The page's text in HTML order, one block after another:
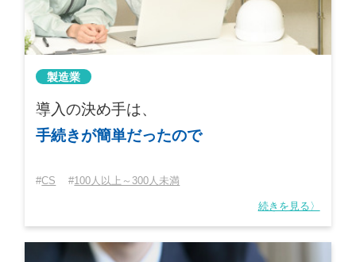
製造業
導入の決め手は、
手続きが簡単だったので
CS 100人以上～300人未満
続きを見る〉